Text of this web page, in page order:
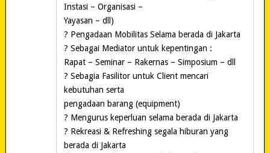
Instasi – Organisasi –
Yayasan – dll)
? Pengadaan Mobilitas Selama berada di Jakarta
? Sebagai Mediator untuk kepentingan :
Rapat – Seminar – Rakernas – Simposium – dll
? Sebagia Fasilitor untuk Client mencari
kebutuhan serta
pengadaan barang (equipment)
? Mengurus keperluan selama berada di Jakarta
? Rekreasi & Refreshing segala hiburan yang
berada di Jakarta